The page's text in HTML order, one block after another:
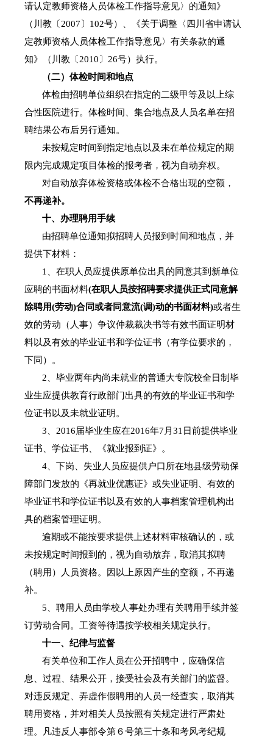
请认定教师资格人员体检工作指导意见〉的通知》
（川教〔 2007 〕 102号）、《关于调整〈 四川省申请认
定教师资格人员体检工作指导意见〉有关条款的通
知》（川教〔 2010 〕 26号）执行。
（二）体检时间和地点
体检由招聘单位组织在指定的二级甲等及以上综
合性医院进行。体检时间、集合地点及人员名单在招
聘结果公布后另行通知。
未按规定时间到指定地点以及未在单位规定的期
限内完成规定项目体检的报考者，视为自动弃权。
对自动放弃体检资格或体检不合格出现的空额，
不再递补。
十、办理聘用手续
由招聘单位通知拟招聘人员报到时间和地点，并
提供下材料：
1
、在职人员应提供原单位出具的同意其到新单位
应聘的书面材料(在职人员按招聘要求提供正式同意解
除聘用(劳动)合同或者同意流(调)动的书面材料)或者生
效的劳动（人事）争议仲裁裁决书等有效书面证明材
料以及有效的毕业证书和学位证书（有学位要求的，
下同）。
2 、毕业两年内尚未就业的普通大专院校全日制毕
业生应提供教育行政部门出具的有效的毕业证书和学
位证书以及未就业证明。
3
2016届毕业生应在2016年7 月31 日前提供毕业
证书、学位证书、《就业报到证》。
4 、下岗、失业人员应提供户口所在地县级劳动保
障部门发放的《再就业优惠证》或失业证明、有效的
毕业证书和学位证书以及有效的人事档案管理机构出
具的档案管理证明。
逾期或不能按要求提供上述材料审核确认的，或
未按规定时间报到的，视为自动放弃，取消其拟聘
（聘用）人员资格。因以上原因产生的空额，不再递
补。
5 、聘用人员由学校人事处办理有关聘用手续并签
订劳动合同。工资等待遇按学校相关规定执行。
十一、纪律与监督
有关单位和工作人员在公开招聘中，应确保信
息、过程、结果公开，接受社会及有关部门的监督。
对违反规定、弄虚作假聘用的人员一经查实，取消其
聘用资格，并对相关人员按照有关规定进行严肃处
理。凡违反人事部令第６号第三十条和考风考纪规